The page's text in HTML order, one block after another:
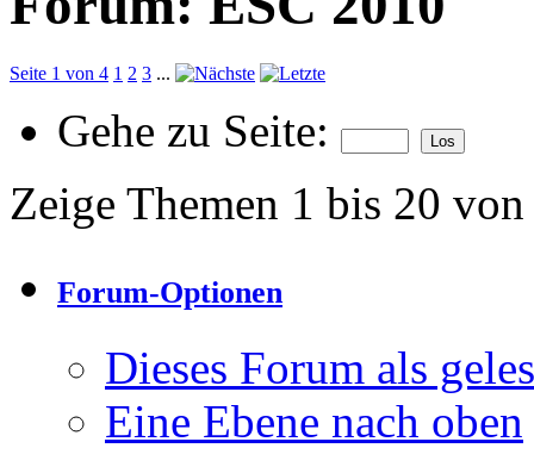
Seite 1 von 4 1 2 3 ...
Gehe zu Seite:
Zeige Themen 1 bis 20
Forum-Optionen
Dieses Forum als
Eine Ebene nach oben